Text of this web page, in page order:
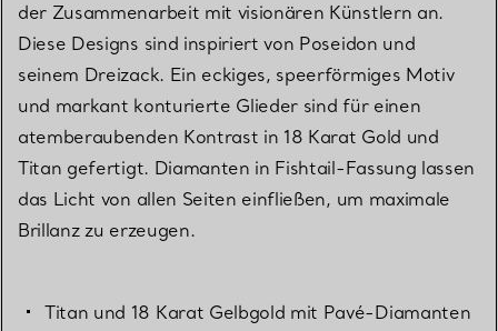
der Zusammenarbeit mit visionären Künstlern an.
Diese Designs sind inspiriert von Poseidon und
seinem Dreizack. Ein eckiges, speerförmiges Motiv
und markant konturierte Glieder sind für einen
atemberaubenden Kontrast in 18 Karat Gold und
Titan gefertigt. Diamanten in Fishtail-Fassung lassen
das Licht von allen Seiten einfließen, um maximale
Brillanz zu erzeugen.
Titan und 18 Karat Gelbgold mit Pavé-Diamanten